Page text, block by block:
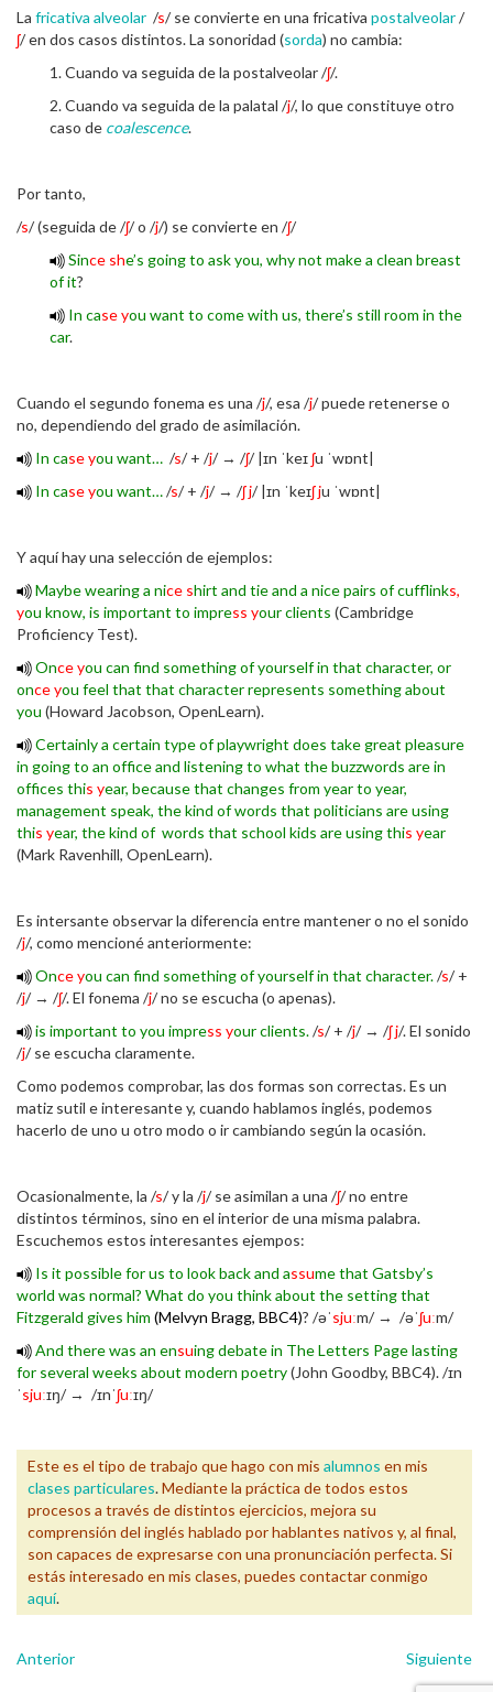
i
i
La fricativa alveolar /s/ se convierte en una fricativa postalveolar/
ʃ/ en dos casos distintos. La sonoridad (sorda) no cambia:
1. Cuando va seguida de la postalveolar /ʃ/.
2. Cuando va seguida de la palatal /j/, lo que constituye otro
caso de coalescence.
Por tanto,
/s/ (seguida de /ʃ/ o /j/) se convierte en /ʃ/
Since she’s going to ask you, why not make a clean breast
of it?
In case you want to come with us, there’s still room in the
car.
Cuando el segundo fonema es una /j/, esa /j/ puede retenerse o
no, dependiendo del grado de asimilación.
In case you want… /s/ + /j/ → /ʃ/ |ɪn ˈkeɪ ʃu ˈwɒnt|
In case you want…/s/ + /j/ → /ʃ j/ |ɪn ˈkeɪʃ ju ˈwɒnt|
Y aquí hay una selección de ejemplos:
Maybe wearing a nice shirt and tie and a nice pairs of cufflinks,
you know, is important to impress your clients (Cambridge
Proficiency Test).
Once you can find something of yourself in that character, or
once you feel that that character represents something about
you (Howard Jacobson, OpenLearn).
Certainly a certain type of playwright does take great pleasure
in going to an office and listening to what the buzzwords are in
offices this year, because that changes from year to year,
management speak, the kind of words that politicians are using
this year, the kind of words that school kids are using this year
(Mark Ravenhill, OpenLearn).
Es intersante observar la diferencia entre mantener o no el sonido
/j/, como mencioné anteriormente:
Once you can find something of yourself in that character./s/ +
/j/ → /ʃ/. El fonema /j/ no se escucha (o apenas).
is important to you impress your clients./s/ + /j/ → /ʃj/. El sonido
/j/ se escucha claramente.
Como podemos comprobar, las dos formas son correctas. Es un
matiz sutil e interesante y, cuando hablamos inglés, podemos
hacerlo de uno u otro modo o ir cambiando según la ocasión.
Ocasionalmente, la /s/ y la /j/ se asimilan a una /ʃ/ no entre
distintos términos, sino en el interior de una misma palabra.
Escuchemos estos interesantes ejempos:
Is it possible for us to look back and assume that Gatsby’s
world was normal? What do you think about the setting that
Fitzgerald gives him (Melvyn Bragg, BBC4)? /əˈsjuːm/ → /əˈʃuːm/
And there was an ensuing debate in The Letters Page lasting
for several weeks about modern poetry(John Goodby, BBC4). /ɪn
ˈsjuːɪŋ/ → /ɪnˈʃuːɪŋ/
Este es el tipo de trabajo que hago con mis alumnos en mis
clases particulares.Mediante la práctica de todos estos
procesos a través de distintos ejercicios, mejora su
comprensión del inglés hablado por hablantes nativos y, al final,
son capaces de expresarse con una pronunciación perfecta. Si
estás interesado en mis clases, puedes contactar conmigo
aquí.
Anterior Siguiente